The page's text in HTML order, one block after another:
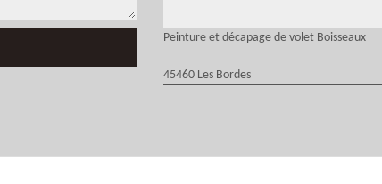
Peinture et décapage de volet Boisseaux
45460 Les Bordes